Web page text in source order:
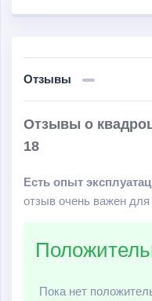
Отзывы
Отзывы о
18
Есть опыт
отзыв очень важен для
Пока нет